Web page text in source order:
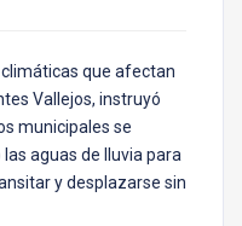
que afectan
Vallejos, instruyó
municipales se
aguas de lluvia para
y desplazarse sin